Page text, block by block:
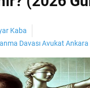
Kaba
Davası Avukat Ankara